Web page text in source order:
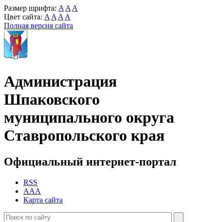
Размер шрифта: A A A
Цвет сайта: A A A A
Полная версия сайта
Администрация
Шпаковского
муниципального округа
Ставропольского края
Официальный интернет-портал
RSS
AAA
Карта сайта